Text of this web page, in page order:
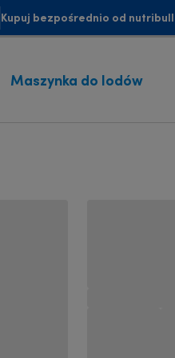
Kupuj bezpośrednio od
Maszynka do lodów